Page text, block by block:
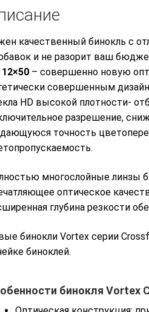
качественный бинокль с
и не разорит ваш
12×50 – совершенно новую
совершенным
HD высокой плотности-
разрешение,
точность
многослойные линзы
оптическое
глубина резкости
бинокли Vortex серии
биноклей.
бинокля Vortex